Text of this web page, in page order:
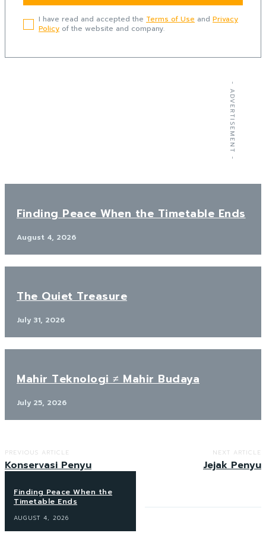
I have read and accepted the Terms of Use and Privacy
Policy of the website and company.
- ADVERTISEMENT -
Finding Peace When the Timetable Ends
August 4, 2026
The Quiet Treasure
July 31, 2026
Mahir Teknologi ≠ Mahir Budaya
July 25, 2026
PREVIOUS ARTICLE
Konservasi Penyu
NEXT ARTICLE
Jejak Penyu
Finding Peace When the
Timetable Ends
AUGUST 4, 2026